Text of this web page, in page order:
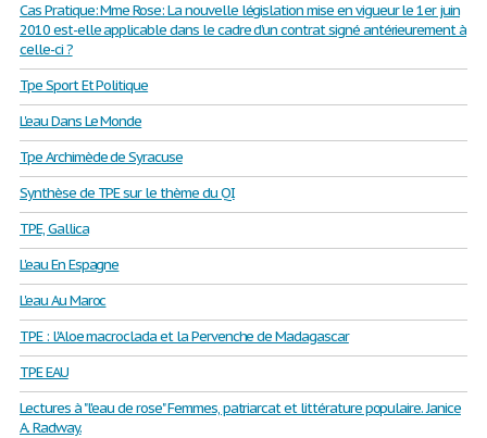
Cas Pratique: Mme Rose: La nouvelle législation mise en vigueur le 1er juin
2010 est-elle applicable dans le cadre d’un contrat signé antérieurement à
celle-ci ?
Tpe Sport Et Politique
L'eau Dans Le Monde
Tpe Archimède de Syracuse
Synthèse de TPE sur le thème du QI
TPE, Gallica
L'eau En Espagne
L'eau Au Maroc
TPE : l'Aloe macroclada et la Pervenche de Madagascar
TPE EAU
Lectures à "l'eau de rose" Femmes, patriarcat et littérature populaire. Janice
A. Radway.